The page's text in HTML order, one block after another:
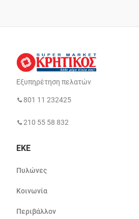
Εξυπηρέτηση πελατών
801 11 232425
210 55 58 832
ΕΚΕ
Πυλώνες
Κοινωνία
Περιβάλλον